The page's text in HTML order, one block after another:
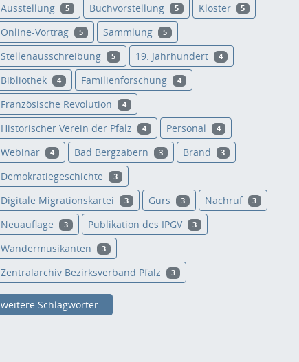
Ausstellung 5 Buchvorstellung 5 Kloster 5
Online-Vortrag 5 Sammlung 5
Stellenausschreibung 5 19. Jahrhundert 4
Bibliothek 4 Familienforschung 4
Französische Revolution 4
Historischer Verein der Pfalz 4 Personal 4
Webinar 4 Bad Bergzabern 3 Brand 3
Demokratiegeschichte 3
Digitale Migrationskartei 3 Gurs 3 Nachruf 3
Neuauflage 3 Publikation des IPGV 3
Wandermusikanten 3
Zentralarchiv Bezirksverband Pfalz 3
weitere Schlagwörter...